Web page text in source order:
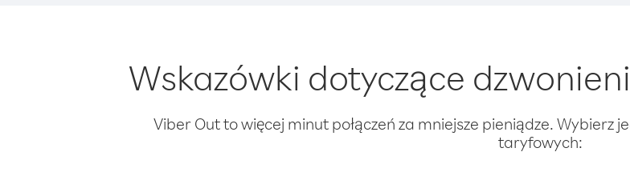
Wskazówki dotyczące
Viber Out to więcej minut połączeń za mniejsze pieniądze. Wybierz
taryfowych: